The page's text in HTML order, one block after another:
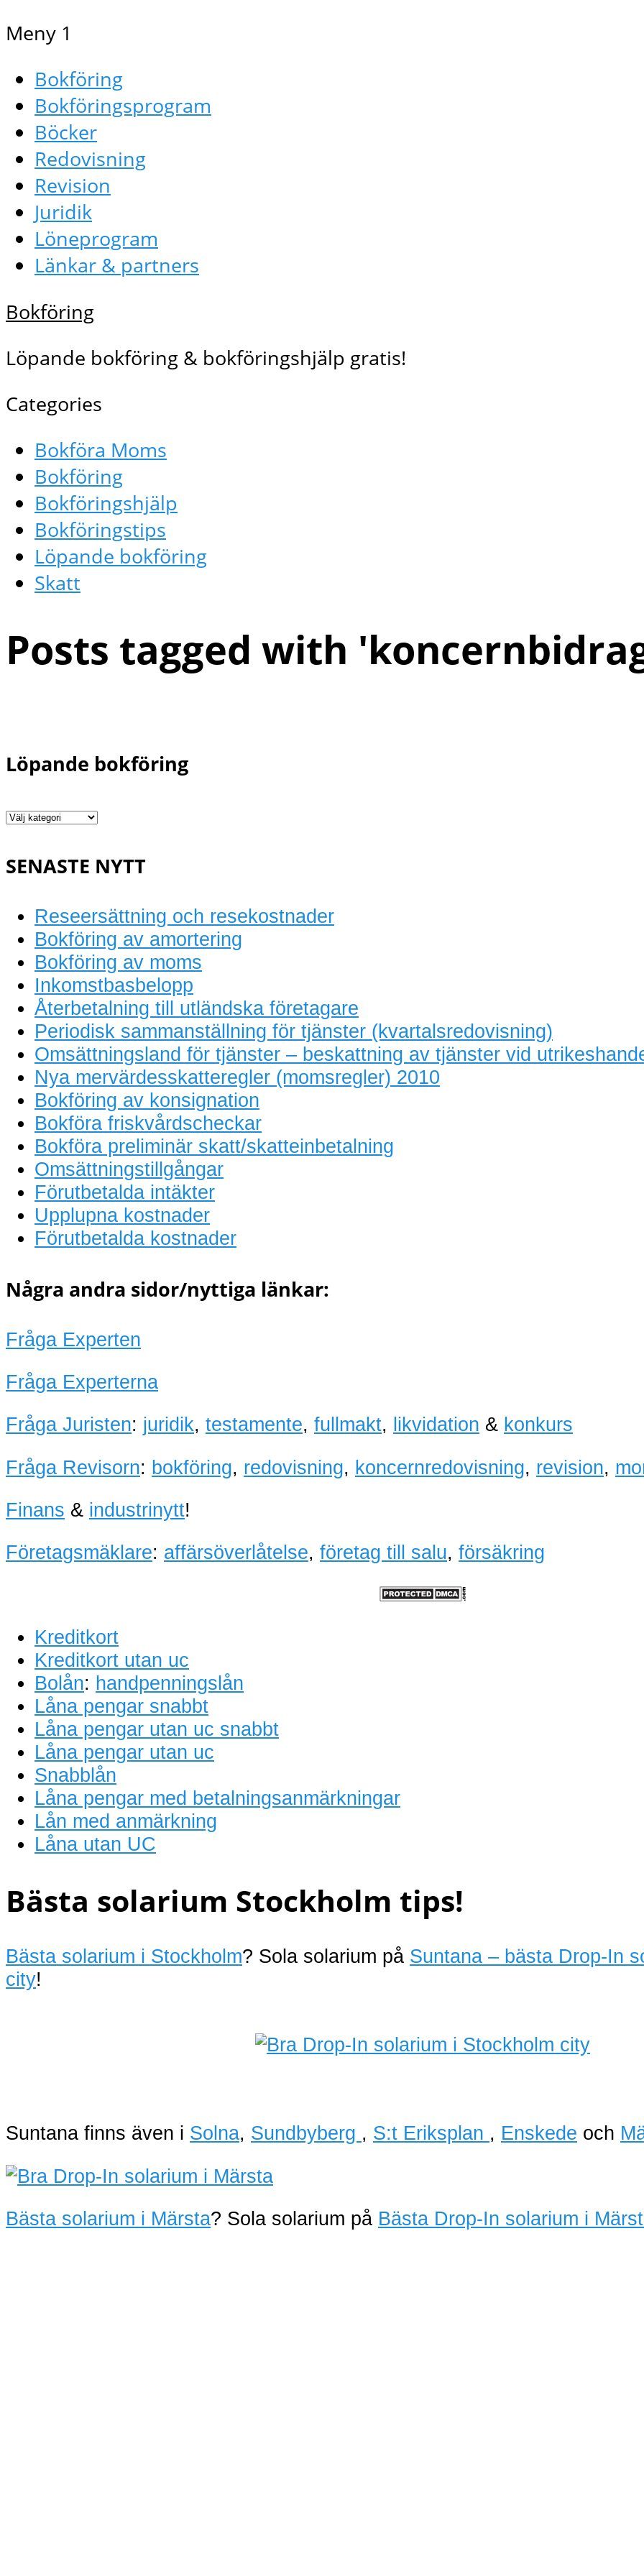
Meny 1
Bokföring
Bokföringsprogram
Böcker
Redovisning
Revision
Juridik
Löneprogram
Länkar & partners
Bokföring
Löpande bokföring & bokföringshjälp gratis!
Categories
Bokföra Moms
Bokföring
Bokföringshjälp
Bokföringstips
Löpande bokföring
Skatt
Posts tagged with '
Löpande bokföring
Löpande
SENASTE NYTT
Reseersättning och resekostnader
Bokföring av amortering
Bokföring av moms
Inkomstbasbelopp
Återbetalning till utländska företagare
Periodisk sammanställning för tjänster (kvartalsredovisning)
Omsättningsland för tjänster – beskattning av tjänster vid
Nya mervärdesskatteregler (momsregler) 2010
Bokföring av konsignation
Bokföra friskvårdscheckar
Bokföra preliminär skatt/skatteinbetalning
Omsättningstillgångar
Förutbetalda intäkter
Upplupna kostnader
Förutbetalda kostnader
Några andra sidor/nyttiga länkar:
Fråga Experten
Fråga Experterna
Fråga Juristen: juridik, testamente, fullmakt, likvidation & konkurs
Fråga Revisorn: bokföring, redovisning, koncernredovisning, revision,
Finans & industrinytt!
Företagsmäklare: affärsöverlåtelse, företag till salu, försäkring
Kreditkort
Kreditkort utan uc
Bolån: handpenningslån
Låna pengar snabbt
Låna pengar utan uc snabbt
Låna pengar utan uc
Snabblån
Låna pengar med betalningsanmärkningar
Lån med anmärkning
Låna utan UC
Bästa solarium Stockholm tips!
Bästa solarium i Stockholm? Sola solarium på Suntana – bästa Drop-In
city!
Suntana finns även i Solna, Sundbyberg , S:t Eriksplan , Enskede och
Bästa solarium i Märsta? Sola solarium på Bästa Drop-In solarium i